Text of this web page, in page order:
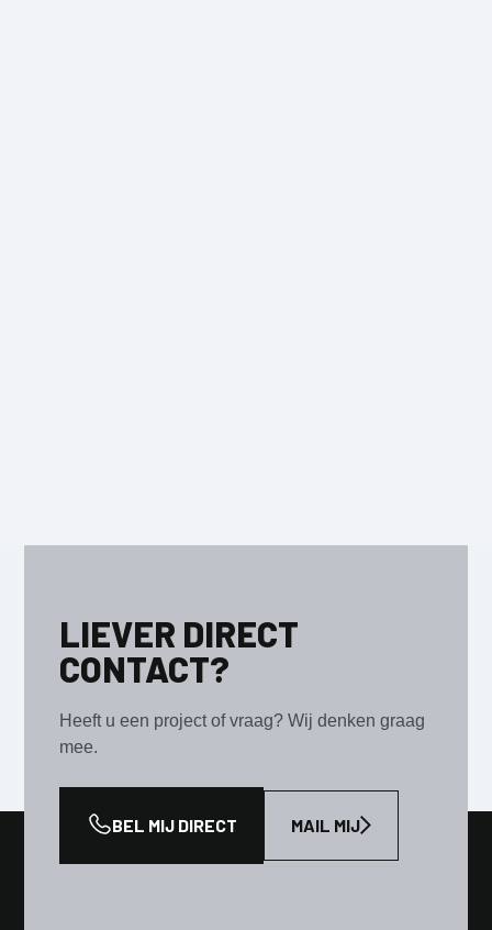
LIEVER DIRECT
CONTACT?
Heeft u een project of vraag? Wij denken graag
mee.
BEL MIJ DIRECT MAIL MIJ